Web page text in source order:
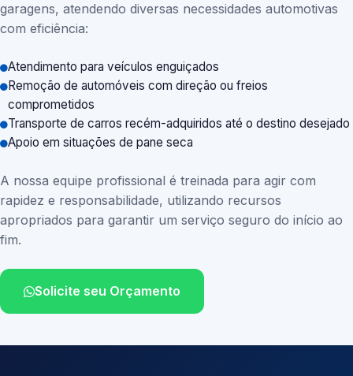
garagens, atendendo diversas necessidades automotivas
com eficiência:
Atendimento para veículos enguiçados
Remoção de automóveis com direção ou freios
comprometidos
Transporte de carros recém-adquiridos até o destino desejado
Apoio em situações de pane seca
A nossa equipe profissional é treinada para agir com
rapidez e responsabilidade, utilizando recursos
apropriados para garantir um serviço seguro do início ao
fim.
Solicite seu Orçamento